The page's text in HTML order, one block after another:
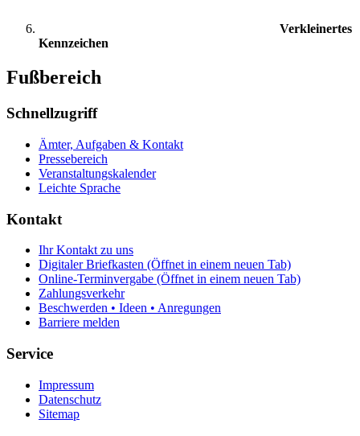
Verkleinertes
Kennzeichen
Fußbereich
Schnellzugriff
Ämter, Aufgaben & Kontakt
Pressebereich
Veranstaltungskalender
Leichte Sprache
Kontakt
Ihr Kontakt zu uns
Digitaler Briefkasten (Öffnet in einem neuen Tab)
Online-Terminvergabe (Öffnet in einem neuen Tab)
Zahlungsverkehr
Beschwerden • Ideen • Anregungen
Barriere melden
Service
Impressum
Datenschutz
Sitemap